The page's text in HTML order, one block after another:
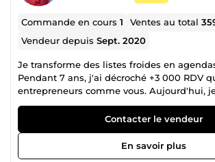
Commande en cours1 Ventes au total
Vendeur depuisSept. 2020
Je transforme des listes froides en
Pendant 7 ans, j'ai décroché +3 000 RDV
entrepreneurs comme vous. Aujourd'hui,
8 clients par mois. ━━━━━━━━━━━━━━━━━━━
Vous êtes entrepreneur, consultant, ou
TPE/PME. Votre offre fonctionne. Vos
Mais votre problème ? → Vous perdez 10h/
prospecter → Votre agenda reste vide →
Contacter le vendeur
En savoir plus